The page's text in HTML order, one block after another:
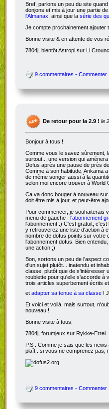
Bref, parlons un peu du site
donjons et mis à jour une partie
l'Almanax , ainsi que la série des
Je compte prochainement ajouter
Bonne visite & en attente de vos
7804j, bientôt Astropi sur Li
9 commentaires - Commenter
De retour pour la 2.9 ! le
Bonjour à tous !
Comme vous le savez sûrement,
surtout... une version qui
Dofus après une pause de près
Comme à son habitude, Ankama
de même songer aussi à la
selon moi encore trouver à World
Ca va donc bouger à nouveau
doit être mis à jour, et peut-être
Pour commencer, je
menu de gauche : l'abonnement
l'abonnement :) C'est gratuit,
y retrouverez une liste d'action à
nombre de dofus points sur votre
l'abonnement dofus. Bien
une action ;)
Bon, sortons un peu de l'aspect
d'un sujet plutôt... inatendu et
classe, plutôt que de s'intéresser
roublette pour qu'elle s'accorde à
trois articles superbement écrits
et adapter sa tenue à sa classe !
Et voici et voilà, mais surtout,
nouveau !
Bonne visite à tous,
7804j, forumjeux sur Rykke-Errel
P.S : Comme je sais que les
plaît : si vous ne comprenez pas,
9 commentaires - Commenter